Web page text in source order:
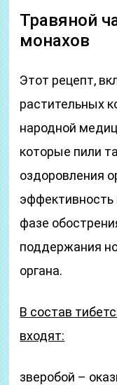
Травяной
монахов
Этот рецепт,
растительных
народной
которые пили
оздоровления
эффективность
фазе
поддержания
органа.
В состав
входят:
зверобой –